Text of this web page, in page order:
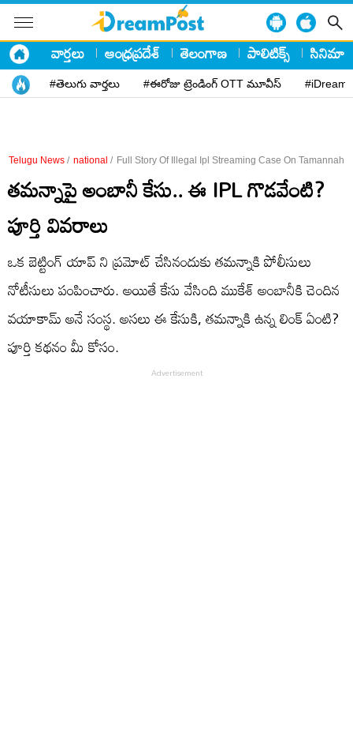
వార్తలు ఆంధ్రప్రదేశ్ తెలంగాణ పాలిటిక్స్ సినిమా
#తెలుగు వార్తలు #ఈరోజు ట్రెండింగ్ OTT మూవీస్
Telugu News / national / Full Story Of Illegal Ipl Streaming Case On Tamannah
తమన్నాపై అంబానీ కేసు.. ఈ IPL గొడవేంటి?
పూర్తి వివరాలు
ఒక బెట్టింగ్ యాప్ ని ప్రమోట్ చేసినందుకు తమన్నాకి పోలీసులు
నోటీసులు పంపించారు. అయితే కేసు వేసింది ముకేశ్ అంబానీకి చెందిన
వయాకామ్ అనే సంస్థ. అసలు ఈ కేసుకి, తమన్నాకి ఉన్న లింక్ ఏంటి?
పూర్తి కథనం మీ కోసం.